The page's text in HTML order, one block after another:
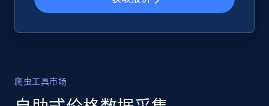
爬虫工具市场